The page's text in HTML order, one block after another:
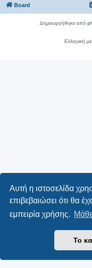
Αυτή η ιστοσελίδα
επιβεβαιώσει ότι θα
εμπειρία χρήσης.
Το
Board
Δημιουργήθηκε από
Ελληνική